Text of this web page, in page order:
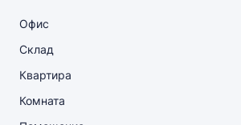
Офис
Склад
Квартира
Комната